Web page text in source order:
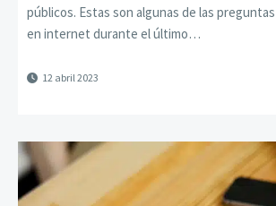
públicos. Estas son algunas de las
en internet durante el último…
12 abril 2023